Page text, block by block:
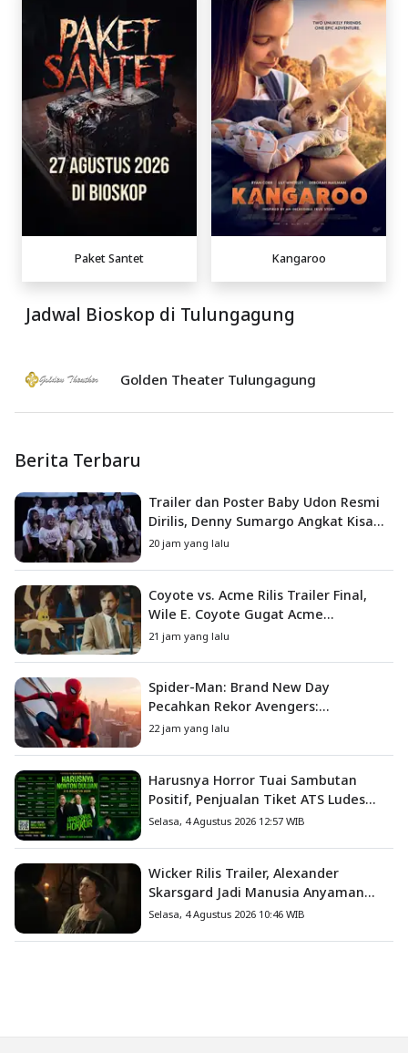
Paket Santet Kangaroo
Jadwal Bioskop di Tulungagung
Golden Theater Tulungagung
Berita Terbaru
Trailer dan Poster Baby Udon Resmi
Dirilis, Denny Sumargo Angkat Kisah
Nyata Fanny Kondoh
20 jam yang lalu
Coyote vs. Acme Rilis Trailer Final,
Wile E. Coyote Gugat Acme
Corporation ke Pengadilan
21 jam yang lalu
Spider-Man: Brand New Day
Pecahkan Rekor Avengers:
Endgame, Cetak Debut Box Office
22 jam yang lalu
Harusnya Horror Tuai Sambutan
Positif, Penjualan Tiket ATS Ludes
Terjual
Selasa, 4 Agustus 2026 12:57 WIB
Wicker Rilis Trailer, Alexander
Skarsgard Jadi Manusia Anyaman
Jerami dalam Romansa Paling
Selasa, 4 Agustus 2026 10:46 WIB